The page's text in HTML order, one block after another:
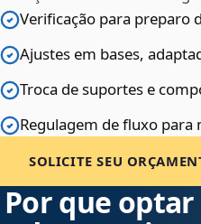
Verificação para preparo
Ajustes em bases,
Troca de suportes e
Regulagem de fluxo
SOLICITE SEU
Por que